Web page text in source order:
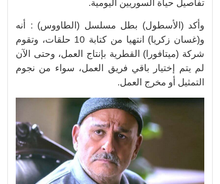
تفاصيل حياة السوريين اليومية.
وأكد (الأسطول) بطل مسلسل (الطاووس) : أنه
و(غسان زكريا) انتهيا من كتابة 10 حلقات، وتقوم
شركة (ميتافورا) القطرية بإنتاج العمل، وحتى الآن
لم يتم إختيار باقي فريق العمل، سواء من نجوم
التمثيل أو مخرج العمل.